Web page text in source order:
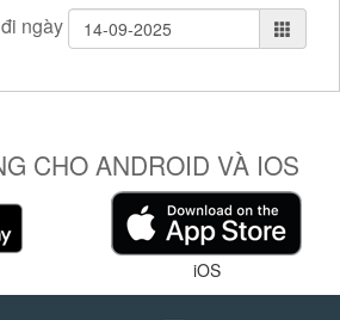
đi ngày
CHO ANDROID VÀ IOS
iOS